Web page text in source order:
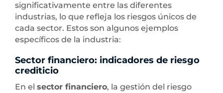
significativamente entre las diferentes
industrias, lo que refleja los riesgos únicos de
cada sector. Estos son algunos ejemplos
específicos de la industria:
Sector financiero: indicadores de riesgo
crediticio
En el sector financiero, la gestión del riesgo